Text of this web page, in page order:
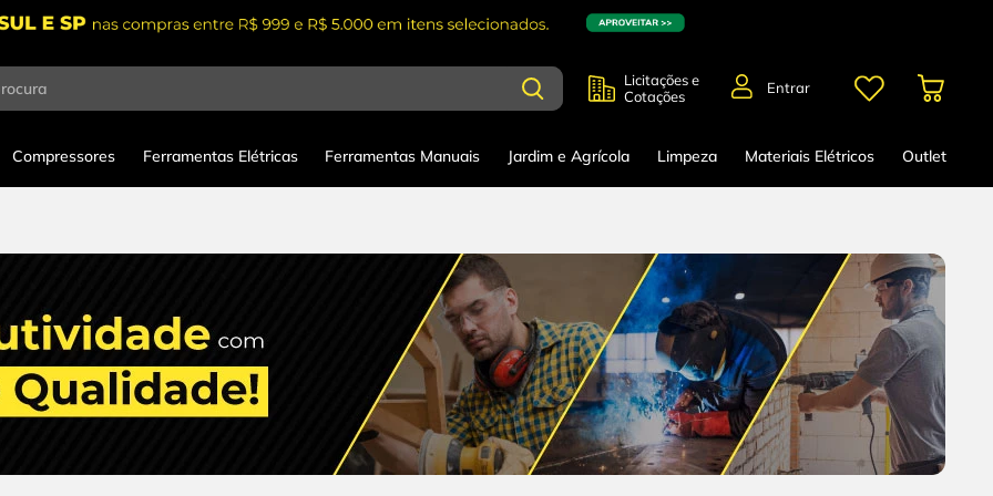
Licitações e
Cotações
Entrar
Compressores Ferramentas Elétricas Ferramentas Manuais Jardim e Agrícola Limpeza Materiais Elétricos Outlet